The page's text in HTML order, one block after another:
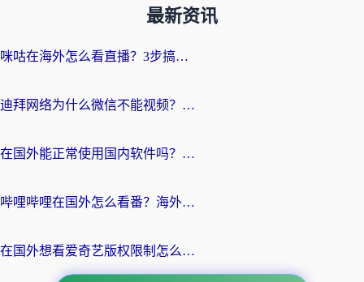
最新资讯
咪咕在海外怎么看直播？3步搞定地域限制，还能畅看腾讯视频与国内热剧
迪拜网络为什么微信不能视频？海外党必看的回国加速全攻略
在国外能正常使用国内软件吗？海外党亲测有效的无缝访问指南
哔哩哔哩在国外怎么看番？海外党追剧看片的终极解决方案
在国外想看爱奇艺版权限制怎么办？海外华人必看的追剧自由指南